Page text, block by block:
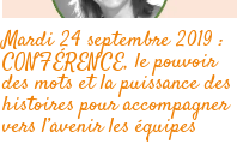
Mardi 24 septembre 2019 :
CONFÉRENCE, le pouvoir
des mots et la puissance des
histoires pour accompagner
vers l’avenir les équipes